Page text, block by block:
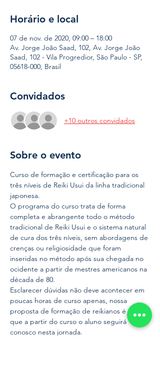
Horário e local
07 de nov. de 2020, 09:00 – 18:00
Av. Jorge João Saad, 102, Av. Jorge João
Saad, 102 - Vila Progredior, São Paulo - SP,
05618-000, Brasil
Convidados
+10 outros convidados
Sobre o evento
Curso de formação e certificação para os
três níveis de Reiki Usui da linha tradicional
japonesa.
O programa do curso trata de forma
completa e abrangente todo o método
tradicional de Reiki Usui e o sistema natural
de cura dos três níveis, sem abordagens de
crenças ou religiosidade que foram
inseridas no método após sua chegada no
ocidente a partir de mestres americanos na
década de 80.
Esclarecer dúvidas não deve acontecer em
poucas horas de curso apenas, nossa
proposta de formação de reikianos é de
que a partir do curso o aluno seguirá
conosco nesta jornada.